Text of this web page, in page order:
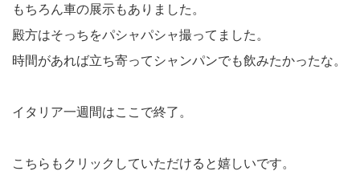
もちろん車の展示もありました。
殿方はそっちをパシャパシャ撮ってました。
時間があれば立ち寄ってシャンパンでも飲みたかったな。
イタリア一週間はここで終了。
こちらもクリックしていただけると嬉しいです。